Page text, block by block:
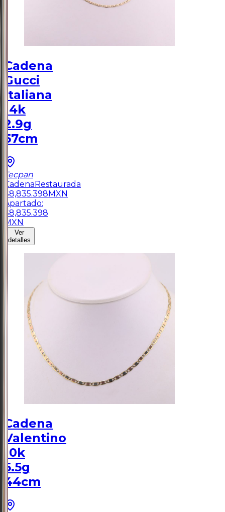
Cadena
Gucci
Italiana
14k
2.9g
57cm
Tecpan
CadenaRestaurada
$8,835.398MXN
Apartado:
$8,835.398
MXN
Ver
detalles
Cadena
Valentino
10k
5.5g
44cm